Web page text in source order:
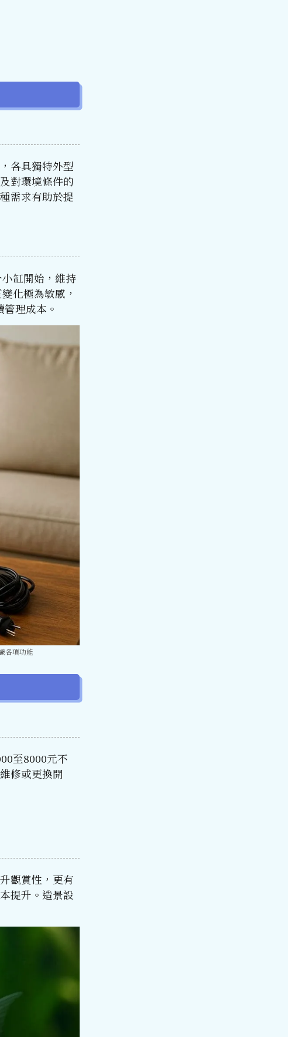
各具獨特外型
對環境條件的
需求有助於提
缸開始，維持
化極為敏感，
理成本。
各項功能
至8000元不
修或更換開
觀賞性，更有
提升。造景設